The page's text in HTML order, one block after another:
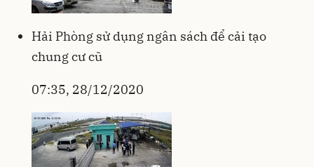
Hải Phòng sử dụng ngân sách để cải tạo
chung cư cũ
07:35, 28/12/2020